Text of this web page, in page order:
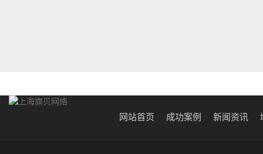
网站首页 成功案例 新闻资讯